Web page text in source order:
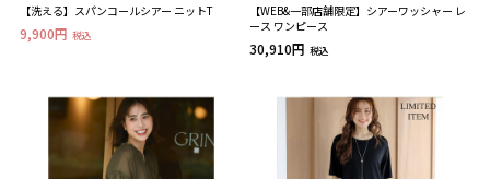
【洗える】スパンコールシアー ニットT
9,900円 税込
【WEB&一部店舗限定】シアーワッシャー レ
ース ワンピース
30,910円 税込